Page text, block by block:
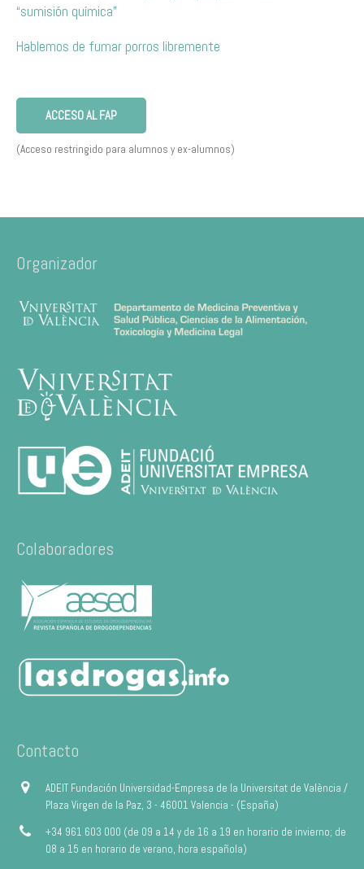
“sumisión química”
Hablemos de fumar porros libremente
ACCESO AL FAP
(Acceso restringido para alumnos y ex-alumnos)
Organizador
Colaboradores
Contacto
ADEIT Fundación Universidad-Empresa de la Universitat de València /
Plaza Virgen de la Paz, 3 - 46001 Valencia - (España)
+34 961 603 000 (de 09 a 14 y de 16 a 19 en horario de invierno; de
08 a 15 en horario de verano, hora española)